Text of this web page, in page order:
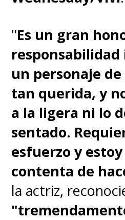
"Es un gran
un personaje
tan querida, y
a la ligera ni lo
sentado.
esfuerzo y
contenta de
la actriz,